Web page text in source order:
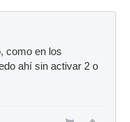
como en los
ahí sin activar 2 o